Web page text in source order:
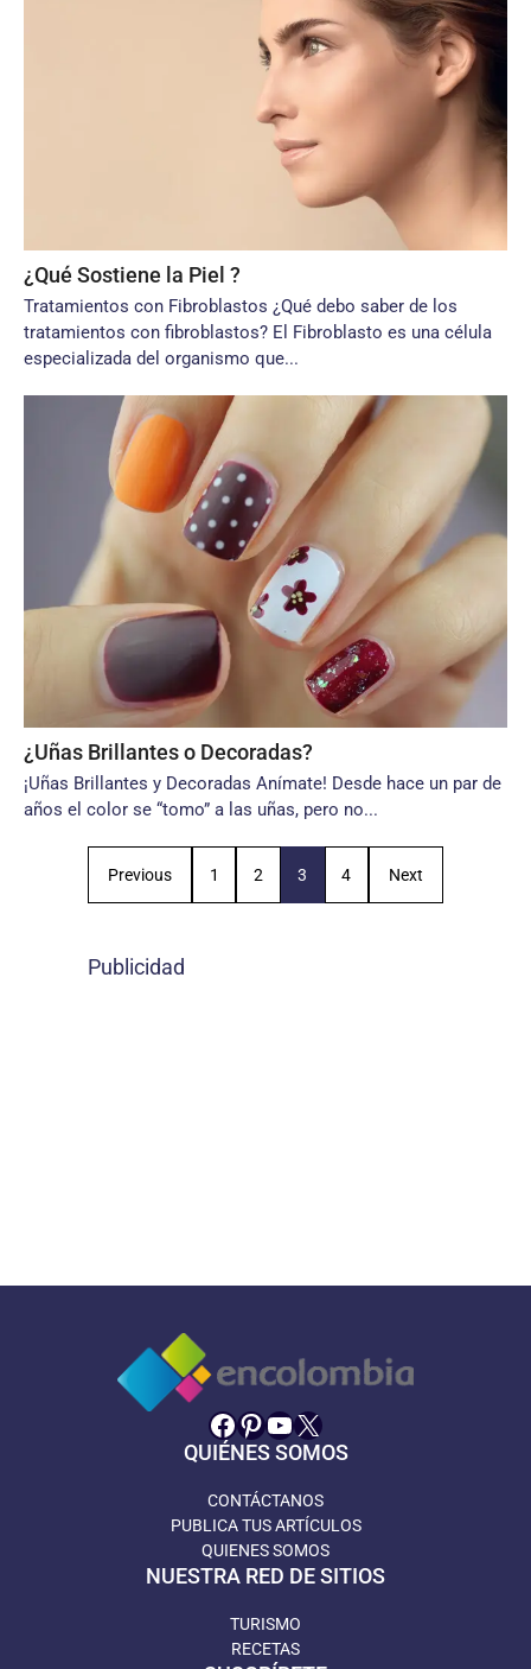
¿Qué Sostiene la Piel ?
Tratamientos con Fibroblastos ¿Qué debo saber de los
tratamientos con fibroblastos? El Fibroblasto es una célula
especializada del organismo que...
¿Uñas Brillantes o Decoradas?
¡Uñas Brillantes y Decoradas Anímate! Desde hace un par de
años el color se “tomo” a las uñas, pero no...
Previous 1 2 3 4 Next
Publicidad
Facebook
Pinterest
YouTube
X
QUIÉNES SOMOS
CONTÁCTANOS
PUBLICA TUS ARTÍCULOS
QUIENES SOMOS
NUESTRA RED DE SITIOS
TURISMO
RECETAS